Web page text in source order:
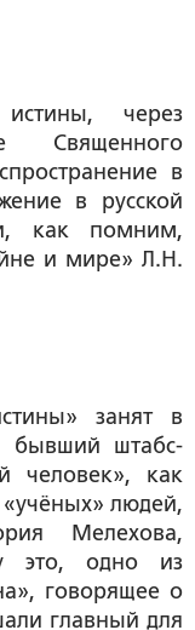
через
Священного
в
в русской
как помним,
и мире» Л.Н.
занят в
бывший штабс-
человек», как
людей,
Мелехова,
это, одно из
говорящее о
главный для